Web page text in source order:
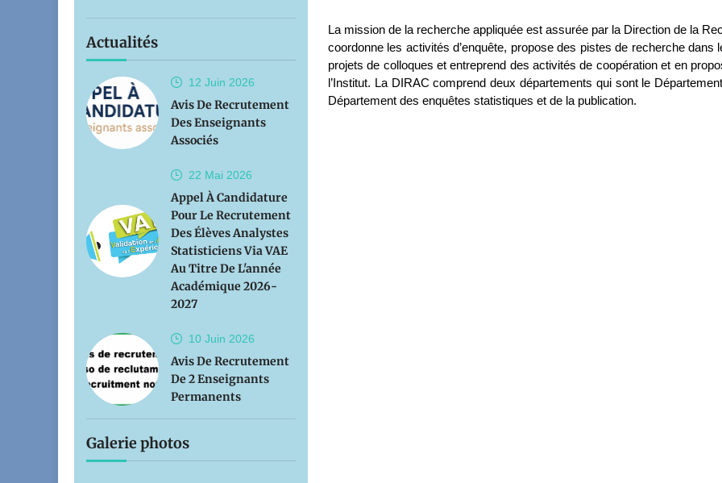
Actualités
12 Juin 2026
Avis De Recrutement
Des Enseignants
Associés
22 Mai 2026
Appel À Candidature
Pour Le Recrutement
Des Élèves Analystes
Statisticiens Via VAE
Au Titre De L'année
Académique 2026-
2027
10 Juin 2026
Avis De Recrutement
De 2 Enseignants
Permanents
Galerie photos
La mission de la recherche appliquée est assurée par la Direction de la
coordonne les activités d’enquête, propose des pistes de recherche
projets de colloques et entreprend des activités de coopération et en
l’Institut. La DIRAC comprend deux départements qui sont le
Département des enquêtes statistiques et de la publication.